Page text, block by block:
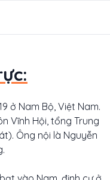
ở Nam Bộ, Việt Nam.
Vĩnh Hội, tổng Trung
Ông nội là Nguyễn